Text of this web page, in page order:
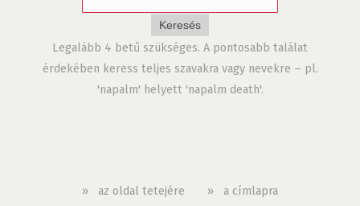
Legalább 4 betű szükséges. A pontosabb találat
érdekében keress teljes szavakra vagy nevekre – pl.
'napalm' helyett 'napalm death'.
» az oldal tetejére » a címlapra